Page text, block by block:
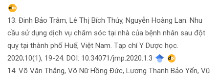
13. Đinh Bảo Trâm, Lê Thị Bích Thúy, Nguyễn Hoàng Lan. Nhu
cầu sử dụng dịch vụ chăm sóc tại nhà của bệnh nhân sau đột
quỵ tại thành phố Huế, Việt Nam. Tạp chí Y Dược học.
2020;10(1), 19-24. DOI: 10.34071/jmp.2020.1.3
14. Võ Văn Thắng, Võ Nữ Hồng Đức, Lương Thanh Bảo Yến, Vũ